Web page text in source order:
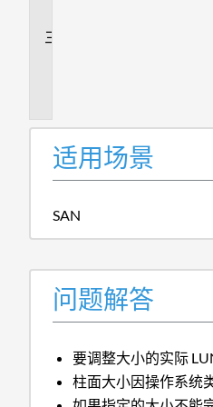
适用场景
SAN
问题解答
要调整大小的实际
柱面大小因操作系统